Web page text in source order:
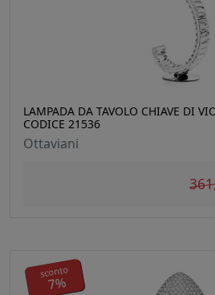
LAMPADA DA TAVOLO CHIAVE DI
CODICE 21536
Ottaviani
sconto
7%